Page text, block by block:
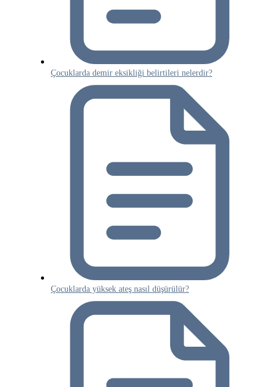
Çocuklarda demir eksikliği belirtileri nelerdir?
Çocuklarda yüksek ateş nasıl düşürülür?